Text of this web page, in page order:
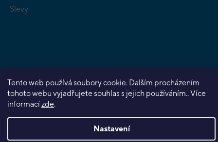
Tento web používá soubory cookie. Dalším procházením
tohoto webu vyjadřujete souhlas s jejich používáním.. Více
informacízde.
Nastavení
Slevy
Vytvořil Shoptet Premium